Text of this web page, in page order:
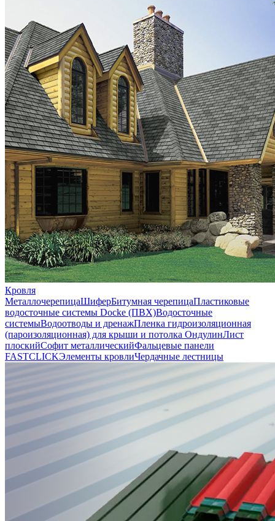
Кровля
МеталлочерепицаШиферБитумная черепицаПластиковые
водосточные системы Docke (ПВХ)Водосточные
системыВодоотводы и дренажПленка гидроизоляционная
(пароизоляционная) для крыши и потолка ОндулинЛист
плоскийСофит металлическийФальцевые панели
FASTCLICKЭлементы кровлиЧердачные лестницы